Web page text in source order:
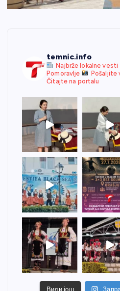
temnic.info
Najbrže lokalne vesti
Pomoravlje
Čitajte na portalu
Види још